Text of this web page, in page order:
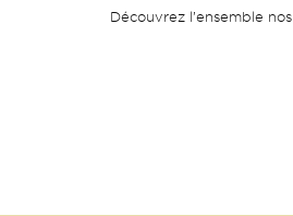
Découvrez l’ensemble nos